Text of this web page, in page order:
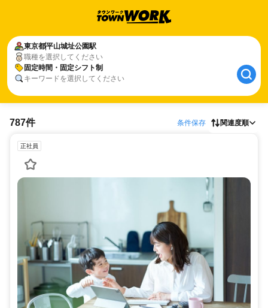
東京都平山城址公園駅
職種を選択してください
固定時間・固定シフト制
キーワードを選択してください
787件 条件保存 関連度順
正社員